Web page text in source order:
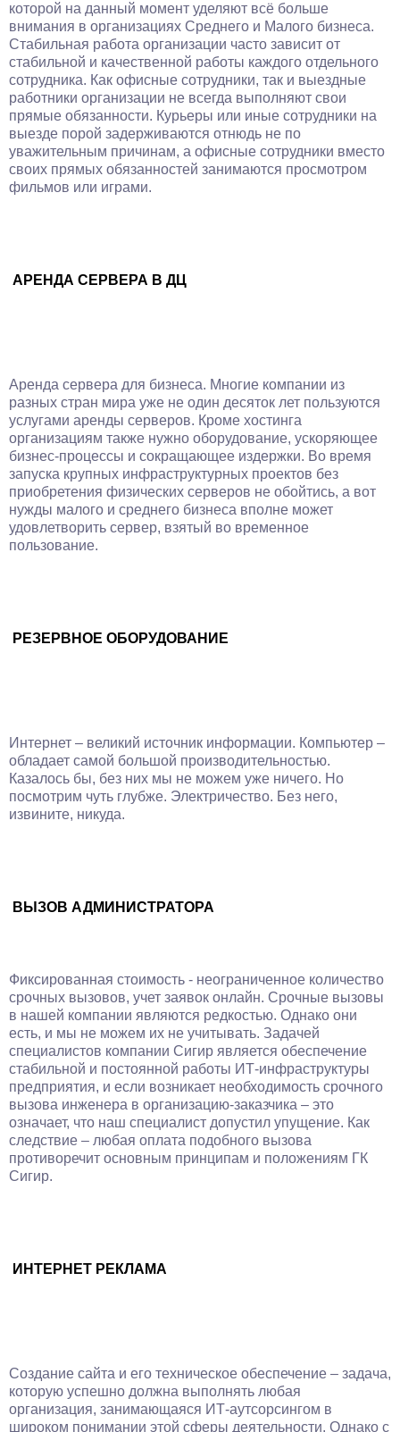
которой на данный момент уделяют всё больше
внимания в организациях Среднего и Малого бизнеса.
Стабильная работа организации часто зависит от
стабильной и качественной работы каждого отдельного
сотрудника. Как офисные сотрудники, так и выездные
работники организации не всегда выполняют свои
прямые обязанности. Курьеры или иные сотрудники на
выезде порой задерживаются отнюдь не по
уважительным причинам, а офисные сотрудники вместо
своих прямых обязанностей занимаются просмотром
фильмов или играми.
АРЕНДА СЕРВЕРА В ДЦ
Аренда сервера для бизнеса. Многие компании из
разных стран мира уже не один десяток лет пользуются
услугами аренды серверов. Кроме хостинга
организациям также нужно оборудование, ускоряющее
бизнес-процессы и сокращающее издержки. Во время
запуска крупных инфраструктурных проектов без
приобретения физических серверов не обойтись, а вот
нужды малого и среднего бизнеса вполне может
удовлетворить сервер, взятый во временное
пользование.
РЕЗЕРВНОЕ ОБОРУДОВАНИЕ
Интернет – великий источник информации. Компьютер –
обладает самой большой производительностью.
Казалось бы, без них мы не можем уже ничего. Но
посмотрим чуть глубже. Электричество. Без него,
извините, никуда.
ВЫЗОВ АДМИНИСТРАТОРА
Фиксированная стоимость - неограниченное количество
срочных вызовов, учет заявок онлайн. Срочные вызовы
в нашей компании являются редкостью. Однако они
есть, и мы не можем их не учитывать. Задачей
специалистов компании Сигир является обеспечение
стабильной и постоянной работы ИТ-инфраструктуры
предприятия, и если возникает необходимость срочного
вызова инженера в организацию-заказчика – это
означает, что наш специалист допустил упущение. Как
следствие – любая оплата подобного вызова
противоречит основным принципам и положениям ГК
Сигир.
ИНТЕРНЕТ РЕКЛАМА
Создание сайта и его техническое обеспечение – задача,
которую успешно должна выполнять любая
организация, занимающаяся ИТ-аутсорсингом в
широком понимании этой сферы деятельности. Однако с